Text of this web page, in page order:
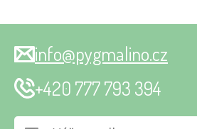
info@pygmalino.cz
+420 777 793 394